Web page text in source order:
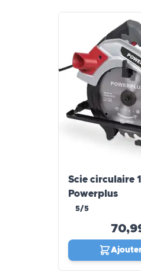
Scie circulaire
Powerplus
5/5